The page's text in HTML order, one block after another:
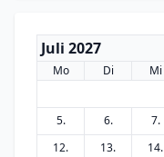
Juli 2027
Mo Di Mi
5.
6. 7.
12.
13. 14.